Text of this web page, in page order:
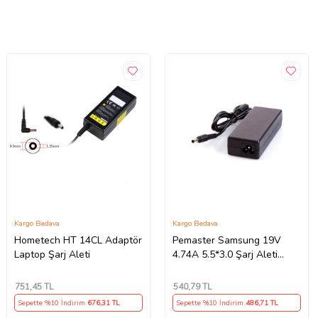
Hometech HT 14CL Adaptör
Laptop Şarj Aleti
Kargo Bedava
751,45 TL
Sepette %10 İndirim 676,31 TL
Pemaster Samsung 19V
4.74A 5.5*3.0 Şarj Aleti
Kargo Bedava
540,79 TL
Sepette %10 İndirim 486,71 TL